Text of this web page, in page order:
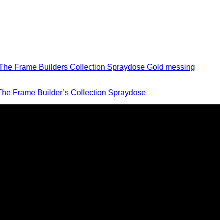
Frame Builder’s Collection Spraydose